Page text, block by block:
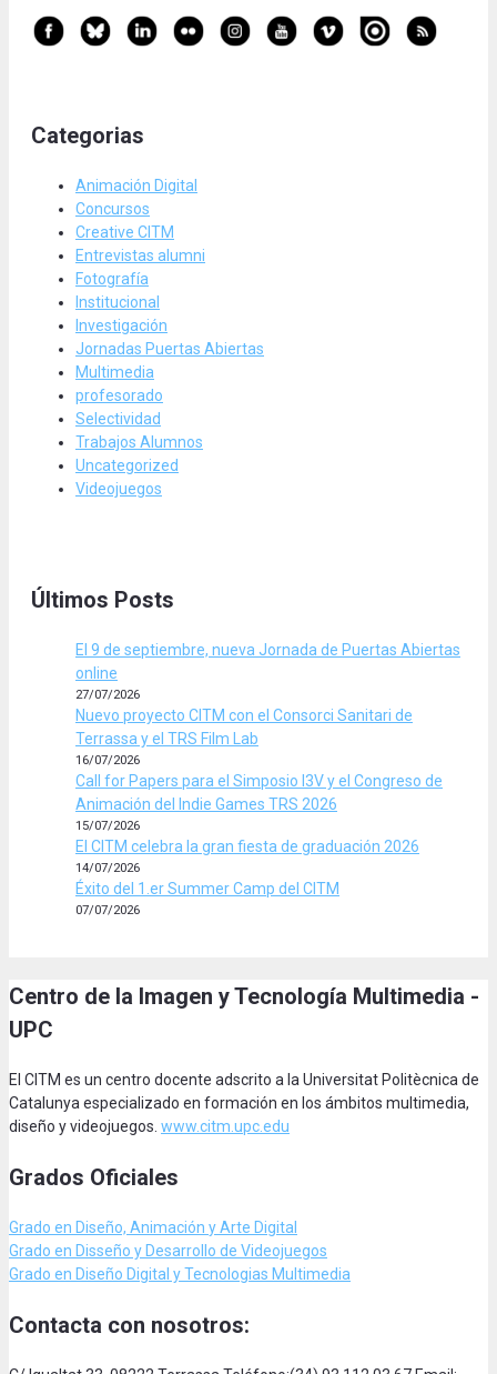
Categorias
Animación Digital
Concursos
Creative CITM
Entrevistas alumni
Fotografía
Institucional
Investigación
Jornadas Puertas Abiertas
Multimedia
profesorado
Selectividad
Trabajos Alumnos
Uncategorized
Videojuegos
Últimos Posts
El 9 de septiembre, nueva Jornada de Puertas Abiertas
online
27/07/2026
Nuevo proyecto CITM con el Consorci Sanitari de
Terrassa y el TRS Film Lab
16/07/2026
Call for Papers para el Simposio I3V y el Congreso de
Animación del Indie Games TRS 2026
15/07/2026
El CITM celebra la gran fiesta de graduación 2026
14/07/2026
Éxito del 1.er Summer Camp del CITM
07/07/2026
Centro de la Imagen y Tecnología Multimedia -
UPC
El CITM es un centro docente adscrito a la Universitat Politècnica de
Catalunya especializado en formación en los ámbitos multimedia,
diseño y videojuegos. www.citm.upc.edu
Grados Oficiales
Grado en Diseño, Animación y Arte Digital
Grado en Disseño y Desarrollo de Videojuegos
Grado en Diseño Digital y Tecnologias Multimedia
Contacta con nosotros: